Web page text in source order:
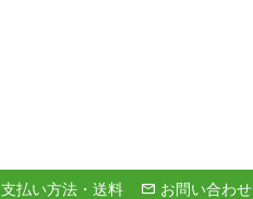
支払い方法・送料 お問い合わせ